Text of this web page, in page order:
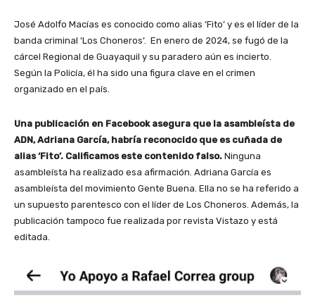
José Adolfo Macías es conocido como alias ‘Fito’ y es el líder de la
banda criminal ‘Los Choneros’. En enero de 2024, se fugó de la
cárcel Regional de Guayaquil y su paradero aún es incierto.
Según la Policía, él ha sido una figura clave en el crimen
organizado en el país.
Una publicación en Facebook asegura que la asambleísta de
ADN, Adriana García, habría reconocido que es cuñada de
alias ‘Fito’. Calificamos este contenido falso. Ninguna
asambleísta ha realizado esa afirmación. Adriana García es
asambleísta del movimiento Gente Buena. Ella no se ha referido a
un supuesto parentesco con el líder de Los Choneros. Además, la
publicación tampoco fue realizada por revista Vistazo y está
editada.